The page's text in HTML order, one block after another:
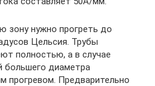
зону нужно прогреть до
Цельсия. Трубы
полностью, а в случае
большего диаметра
прогревом. Предварительно